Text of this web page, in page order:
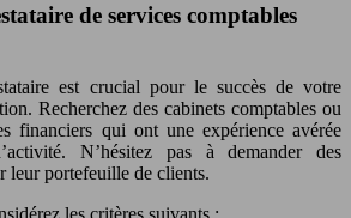
de services comptables
est crucial pour le succès de votre
Recherchez des cabinets comptables ou
financiers qui ont une expérience avérée
N’hésitez pas à demander des
leur portefeuille de clients.